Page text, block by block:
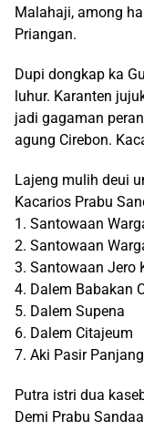
Malahaji, among
Priangan.
Dupi dongkap ka
luhur. Karanten
jadi gagaman
agung Cirebon.
Lajeng mulih deui
Kacarios Prabu
1. Santowaan
2. Santowaan
3. Santowaan Jero
4. Dalem Babakan
5. Dalem Supena
6. Dalem Citajeum
7. Aki Pasir Panjang
Putra istri dua
Demi Prabu